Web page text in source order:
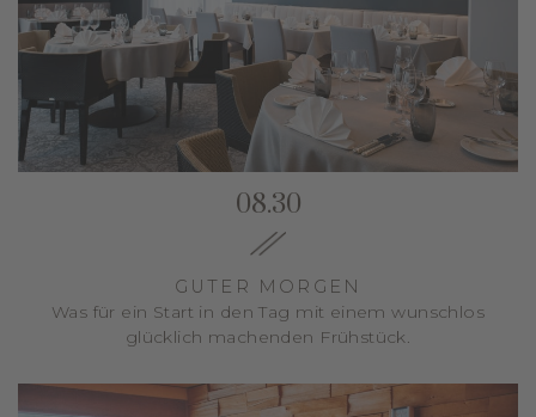
08.30
GUTER MORGEN
Was für ein Start in den Tag mit einem wunschlos
glücklich machenden Frühstück.